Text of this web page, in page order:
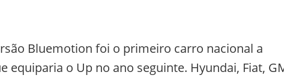
Bluemotion foi o primeiro carro nacional a
equiparia o Up no ano seguinte. Hyundai, Fiat,